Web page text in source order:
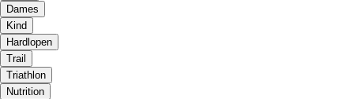
Dames
Kind
Hardlopen
Trail
Triathlon
Nutrition